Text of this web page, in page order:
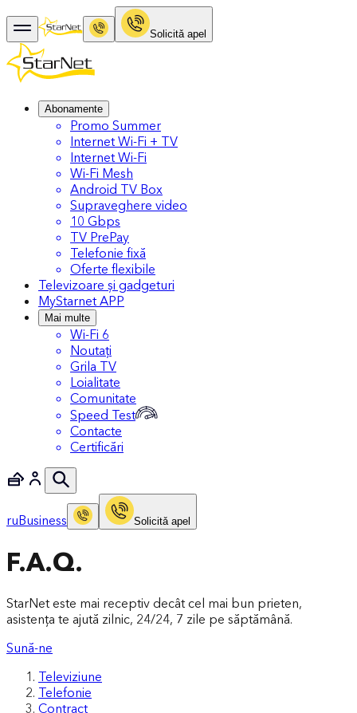
Solicitǎ apel
Abonamente
Promo Summer
Internet Wi-Fi + TV
Internet Wi-Fi
Wi-Fi Mesh
Android TV Box
Supraveghere video
10 Gbps
TV PrePay
Telefonie fixă
Oferte flexibile
Televizoare și gadgeturi
MyStarnet APP
Mai multe
Wi-Fi 6
Noutați
Grila TV
Loialitate
Comunitate
Speed Test
Contacte
Certificări
ruBusiness Solicitǎ apel
F.A.Q.
StarNet este mai receptiv decât cel mai bun prieten,
asistența te ajută zilnic, 24/24, 7 zile pe săptămână.
Sună-ne
Televiziune
Telefonie
Contract